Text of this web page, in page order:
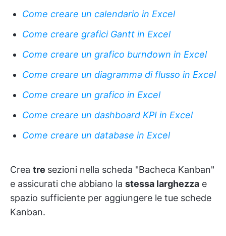
Come creare un calendario in Excel
Come creare grafici Gantt in Excel
Come creare un grafico burndown in Excel
Come creare un diagramma di flusso in Excel
Come creare un grafico in Excel
Come creare un dashboard KPI in Excel
Come creare un database in Excel
Crea tre sezioni nella scheda "Bacheca Kanban"
e assicurati che abbiano la stessa larghezza e
spazio sufficiente per aggiungere le tue schede
Kanban.